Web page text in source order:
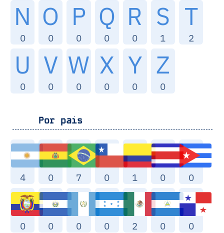
N
0
O
0
P
0
Q
0
R
0
S
1
T
2
U
0
V
0
W
0
X
0
Y
0
Z
0
Por pais
4 0 7 0 1 0 0
0 0 0 0 2 0 0